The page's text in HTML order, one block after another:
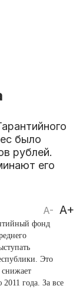
было
рублей.
его
A- A+
фонд
Это
снижает
года. За все